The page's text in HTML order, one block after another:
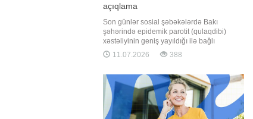
açıqlama
Son günlər sosial şəbəkələrdə Bakı
şəhərində epidemik parotit (qulaqdibi)
xəstəliyinin geniş yayıldığı ilə bağlı
paylaşımlar yayılır. xəbər verir ki, bu barədə
Səhiyyə Nazirliyi məlumat yayıb.
mövcud epidemioloji vəziyyəti əks etdirmir.
Bildirilib ki, hazırd
11.07.2026 388